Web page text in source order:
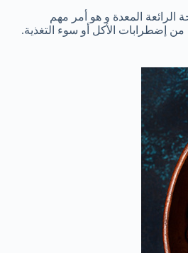
الرائعة المعدة و هو أمر مهم
إضطرابات الأكل أو سوء التغذية.